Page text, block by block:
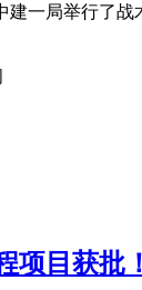
建一局举行了
项目获